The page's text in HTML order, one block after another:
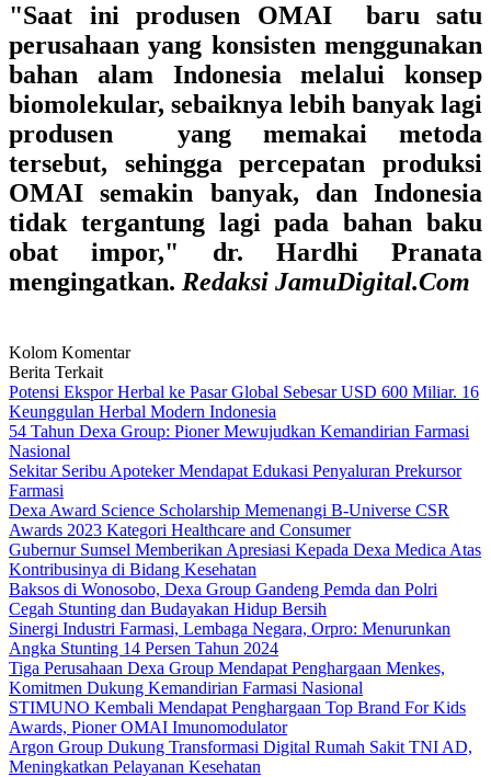
"Saat ini produsen OMAI baru satu
perusahaan yang konsisten menggunakan
bahan alam Indonesia melalui konsep
biomolekular, sebaiknya lebih banyak lagi
produsen yang memakai metoda
tersebut, sehingga percepatan produksi
OMAI semakin banyak, dan Indonesia
tidak tergantung lagi pada bahan baku
obat impor," dr. Hardhi Pranata
mengingatkan. Redaksi JamuDigital.Com
Kolom Komentar
Berita Terkait
Potensi Ekspor Herbal ke Pasar Global Sebesar USD 600 Miliar. 16
Keunggulan Herbal Modern Indonesia
54 Tahun Dexa Group: Pioner Mewujudkan Kemandirian Farmasi
Nasional
Sekitar Seribu Apoteker Mendapat Edukasi Penyaluran Prekursor
Farmasi
Dexa Award Science Scholarship Memenangi B-Universe CSR
Awards 2023 Kategori Healthcare and Consumer
Gubernur Sumsel Memberikan Apresiasi Kepada Dexa Medica Atas
Kontribusinya di Bidang Kesehatan
Baksos di Wonosobo, Dexa Group Gandeng Pemda dan Polri
Cegah Stunting dan Budayakan Hidup Bersih
Sinergi Industri Farmasi, Lembaga Negara, Orpro: Menurunkan
Angka Stunting 14 Persen Tahun 2024
Tiga Perusahaan Dexa Group Mendapat Penghargaan Menkes,
Komitmen Dukung Kemandirian Farmasi Nasional
STIMUNO Kembali Mendapat Penghargaan Top Brand For Kids
Awards, Pioner OMAI Imunomodulator
Argon Group Dukung Transformasi Digital Rumah Sakit TNI AD,
Meningkatkan Pelayanan Kesehatan